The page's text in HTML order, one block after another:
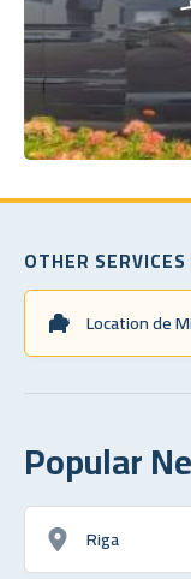
OTHER
Location de
Popular
Riga